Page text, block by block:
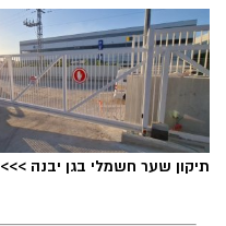
תגים:דרושים
תיקון שער חשמלי בגן יבנה >>>